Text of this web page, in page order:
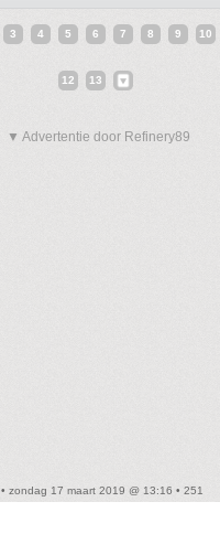
3 4 5 6 7 8 9 10
12 13
▼ Advertentie door Refinery89
• zondag 17 maart 2019 @ 13:16 • 251